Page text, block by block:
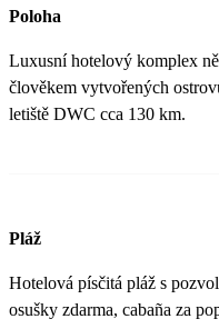
Poloha
Luxusní hotelový komplex
člověkem vytvořených
letiště DWC cca 130 km.
Pláž
Hotelová písčitá pláž s
osušky zdarma, cabaña za